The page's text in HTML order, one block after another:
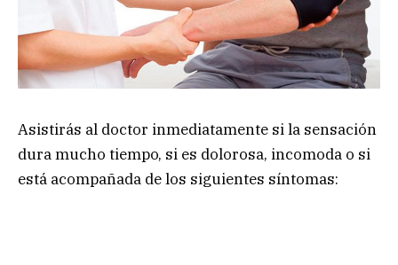
Asistirás al doctor inmediatamente si la sensación
dura mucho tiempo, si es dolorosa, incomoda o si
está acompañada de los siguientes síntomas: